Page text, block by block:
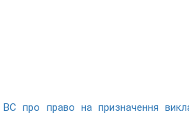
про право на призначення